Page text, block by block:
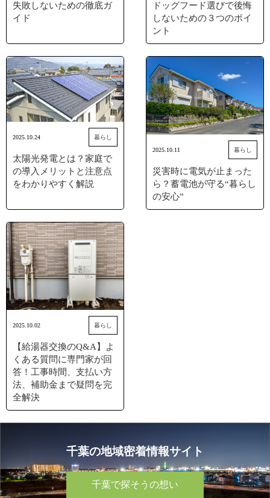
失敗しないための徹底ガ
イド
ドッグフード選びで後悔
しないための３つのポイ
ント
2025.10.24 暮らし
太陽光発電とは？家庭で
の導入メリットと注意点
をわかりやすく解説
2025.10.11 暮らし
災害時に電気が止まった
ら？蓄電池が守る“暮らし
の安心”
2025.10.02 暮らし
【給湯器交換のQ&A】よ
くある質問に専門家が回
答！工事時間、支払い方
法、補助金まで疑問を完
全解決
千葉の地域密着情報サイト
千葉で探そうの想い